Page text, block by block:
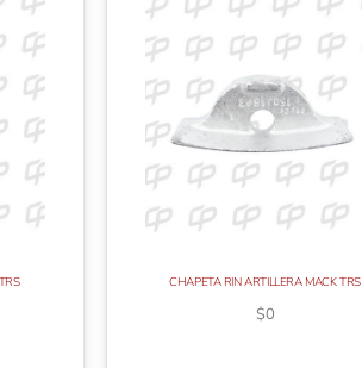
CHAPETA RIN ARTILLERA MACK TRS
$0